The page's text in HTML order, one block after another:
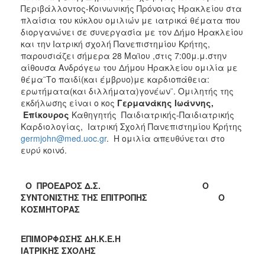
ΑΝΘΕΚΤΙΚΗ
ΠΟΛΗ
Περιβάλλοντος-Κοινωνικής Πρόνοιας Ηρακλείου στα
πλαίσια του κύκλου ομιλιών με ιατρικά θέματα που
διοργανώνει σε συνεργασία με τον Δήμο Ηρακλείου
και την Ιατρική σχολή Πανεπιστημίου Κρήτης,
παρουσιάζει σήμερα 28 Mαϊου ,στις 7:00μ.μ.στην
αίθουσα Ανδρόγεω του Δήμου Ηρακλείου ομιλία με
θέμα¨Το παιδί(και έμβρυο)με καρδιοπάθεια:
ερωτήματα(και διλλήματα)γονέων¨. Ομιλητής της
εκδήλωσης είναι ο κος Γερμανάκης Ιωάννης,
Επίκουρος Καθηγητής Παιδιατρικής-Παιδιατρικής
Καρδιολογίας, Ιατρική Σχολή Πανεπιστημίου Κρήτης
germjohn@med.uoc.gr. Η ομιλία απευθύνεται στο
ευρύ κοινό.
Ο ΠΡΟΕΔΡΟΣ Δ.Σ. O
ΣΥΝΤΟΝΙΣΤΗΣ ΤΗΣ ΕΠΙΤΡΟΠΗΣ Ο
ΚΟΣΜΗΤΟΡΑΣ
ΕΠΙΜΟΡΦΩΣΗΣ ΔΗ.Κ.Ε.Η
ΙΑΤΡΙΚΗΣ ΣΧΟΛΗΣ